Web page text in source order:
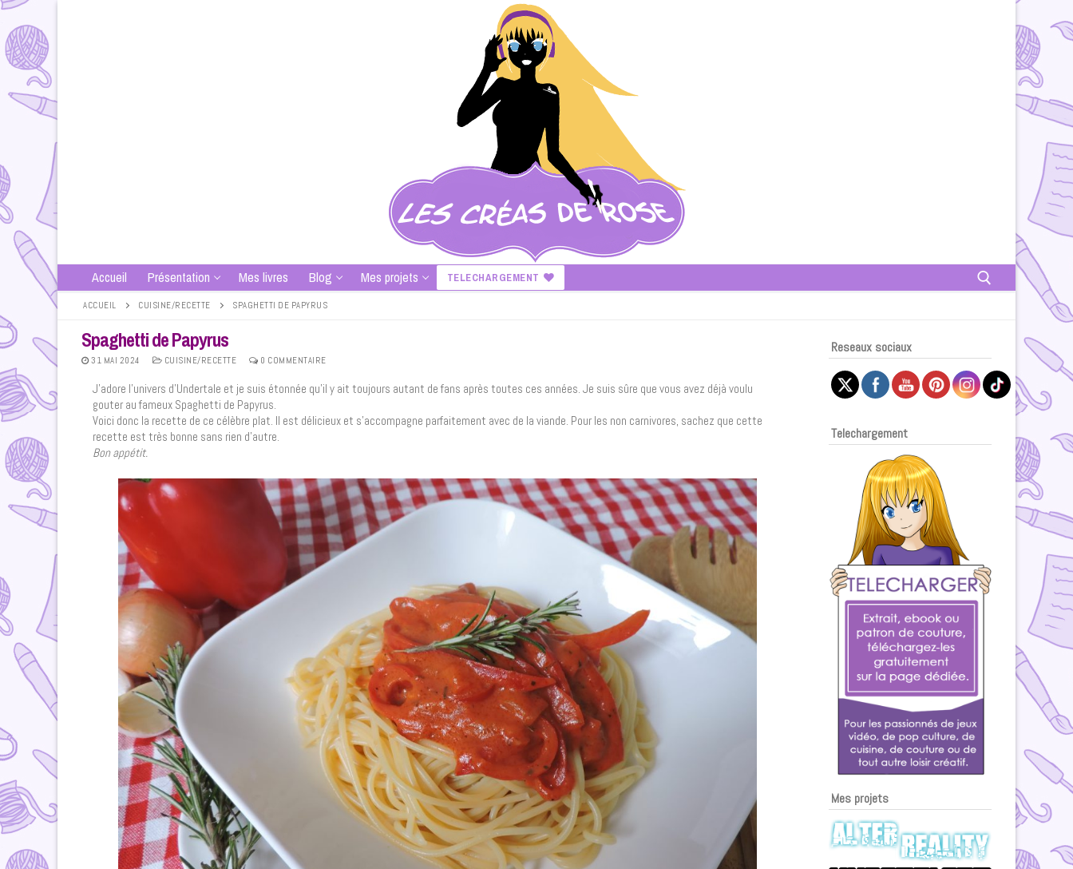
Accueil Présentation Mes livres Blog Mes projets TELECHARGEMENT
ACCUEIL CUISINE/RECETTE SPAGHETTI DE PAPYRUS
Spaghetti de Papyrus
31 MAI 2024 CUISINE/RECETTE 0 COMMENTAIRE
J’adore l’univers d’Undertale et je suis étonnée qu’il y ait toujours autant de fans après toutes ces années. Je suis sûre que vous avez déjà voulu
gouter au fameux Spaghetti de Papyrus.
Voici donc la recette de ce célèbre plat. Il est délicieux et s’accompagne parfaitement avec de la viande. Pour les non carnivores, sachez que cette
recette est très bonne sans rien d’autre.
Bon appétit.
Reseaux sociaux
Telechargement
Mes projets